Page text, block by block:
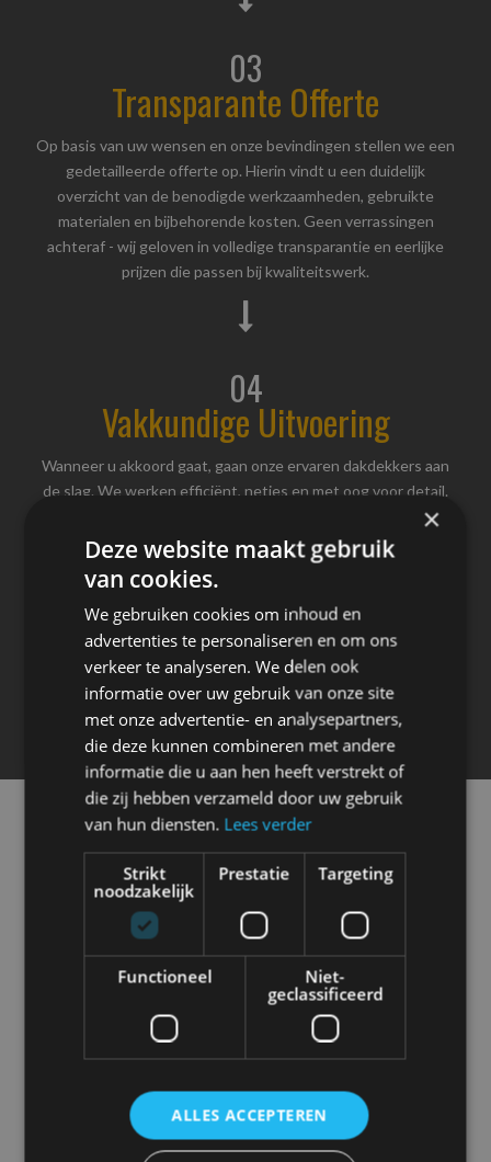
03
Transparante Offerte
Op basis van uw wensen en onze bevindingen stellen we een
gedetailleerde offerte op. Hierin vindt u een duidelijk
overzicht van de benodigde werkzaamheden, gebruikte
materialen en bijbehorende kosten. Geen verrassingen
achteraf - wij geloven in volledige transparantie en eerlijke
prijzen die passen bij kwaliteitswerk.
04
Vakkundige Uitvoering
Wanneer u akkoord gaat, gaan onze ervaren dakdekkers aan
de slag. We werken efficiënt, netjes en met oog voor detail.
We houden u tijdens het hele proces op de hoogte en zorgen
ervoor dat alles volgens planning verloopt. Na afloop ontvangt
u onze garantie op zowel de gebruikte materialen als het
uitgevoerde werk, voor uw gemoedsrust op lange termijn.
ONZE DAKREPARATIE
DIENSTEN
ALTIJD TOEGEWIJD EN BETROKKEN
×
Deze website maakt gebruik
van cookies.
We gebruiken cookies om inhoud en
advertenties te personaliseren en om ons
verkeer te analyseren. We delen ook
informatie over uw gebruik van onze site
met onze advertentie- en analysepartners,
die deze kunnen combineren met andere
informatie die u aan hen heeft verstrekt of
die zij hebben verzameld door uw gebruik
van hun diensten. Lees verder
Strikt
noodzakelijk
Prestatie Targeting
Functioneel
Niet-
geclassificeerd
ALLES ACCEPTEREN